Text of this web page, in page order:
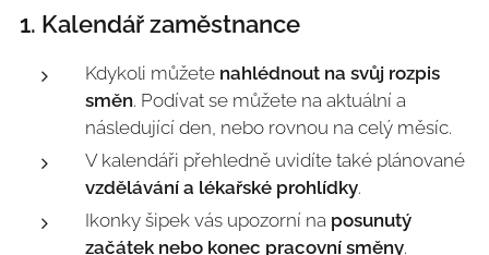
1. Kalendář zaměstnance
Kdykoli můžete nahlédnout na svůj rozpis
směn. Podívat se můžete na aktuální a
následující den, nebo rovnou na celý měsíc.
V kalendáři přehledně uvidíte také plánované
vzdělávání a lékařské prohlídky.
Ikonky šipek vás upozorní na posunutý
začátek nebo konec pracovní směny.